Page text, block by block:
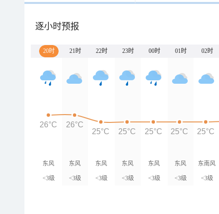
逐小时预报
20时 21时 22时 23时 00时 01时 02时
东风
<3级
东风
<3级
东风
<3级
东风
<3级
东风
<3级
东风
<3级
东南风
<3级
26°C
26°C
25°C
25°C 25°C 25°C 25°C